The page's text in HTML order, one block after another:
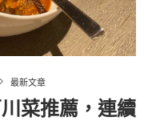
最新文章
菜推薦，連續